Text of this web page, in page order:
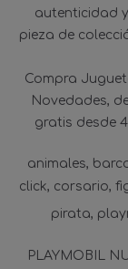
autenticidad
pieza de
Compra
Novedades,
gratis desde
animales
click corsario
pirata
PLAYMOBIL